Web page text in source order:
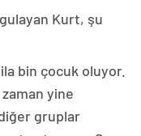
Kurt, şu
bin çocuk oluyor.
yine
gruplar